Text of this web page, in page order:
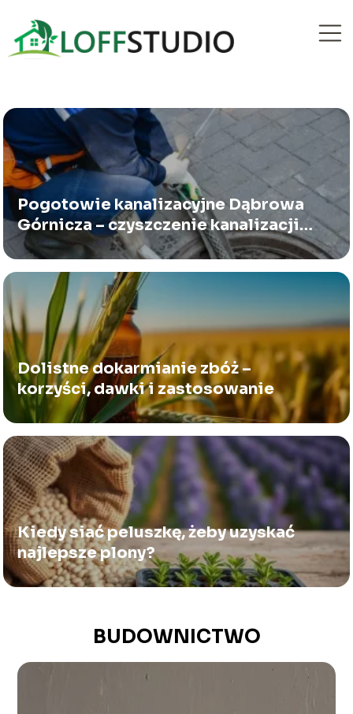
Pogotowie kanalizacyjne Dąbrowa
Górnicza – czyszczenie kanalizacji
24h
Dolistne dokarmianie zbóż –
korzyści, dawki i zastosowanie
Kiedy siać peluszkę, żeby uzyskać
najlepsze plony?
BUDOWNICTWO